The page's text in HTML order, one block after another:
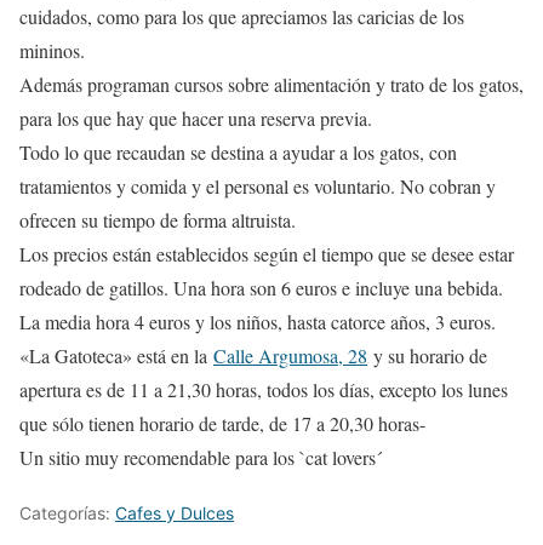
cuidados, como para los que apreciamos las caricias de los
mininos.
Además programan cursos sobre alimentación y trato de los gatos,
para los que hay que hacer una reserva previa.
Todo lo que recaudan se destina a ayudar a los gatos, con
tratamientos y comida y el personal es voluntario. No cobran y
ofrecen su tiempo de forma altruista.
Los precios están establecidos según el tiempo que se desee estar
rodeado de gatillos. Una hora son 6 euros e incluye una bebida.
La media hora 4 euros y los niños, hasta catorce años, 3 euros.
«La Gatoteca» está en la Calle Argumosa, 28 y su horario de
apertura es de 11 a 21,30 horas, todos los días, excepto los lunes
que sólo tienen horario de tarde, de 17 a 20,30 horas-
Un sitio muy recomendable para los `cat lovers´
Categorías: Cafes y Dulces